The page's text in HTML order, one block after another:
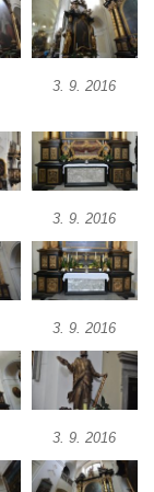
3. 9. 2016
3. 9. 2016
3. 9. 2016
3. 9. 2016